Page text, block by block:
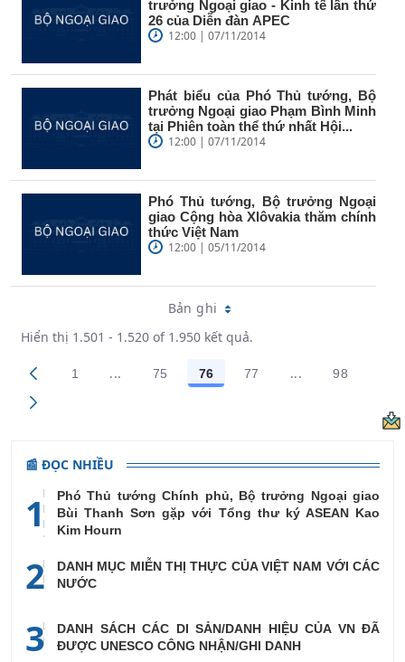
trưởng Ngoại giao - Kinh tế lần thứ
26 của Diễn đàn APEC
12:00 | 07/11/2014
Phát biểu của Phó Thủ tướng, Bộ
trưởng Ngoại giao Phạm Bình Minh
tại Phiên toàn thể thứ nhất Hội...
12:00 | 07/11/2014
Phó Thủ tướng, Bộ trưởng Ngoại
giao Cộng hòa Xlôvakia thăm chính
thức Việt Nam
12:00 | 05/11/2014
Bản ghi
Hiển thị 1.501 - 1.520 of 1.950 kết quả.
Các trang trên cổng
1 ...Trang trung gian Use TAB to navigate.
Các trang trên cổng
75 Các trang trên cổng
76 Các trang trên cổng
77 ...Trang trung
Các
98
📰 ĐỌC NHIỀU
1
Phó Thủ tướng Chính phủ, Bộ trưởng Ngoại giao
Bùi Thanh Sơn gặp với Tổng thư ký ASEAN Kao
Kim Hourn
2
DANH MỤC MIỄN THỊ THỰC CỦA VIỆT NAM VỚI CÁC
NƯỚC
3
DANH SÁCH CÁC DI SẢN/DANH HIỆU CỦA VN ĐÃ
ĐƯỢC UNESCO CÔNG NHẬN/GHI DANH